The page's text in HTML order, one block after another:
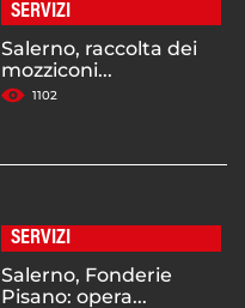
SERVIZI
Salerno, raccolta dei
mozziconi...
1102
SERVIZI
Salerno, Fonderie
Pisano: opera...